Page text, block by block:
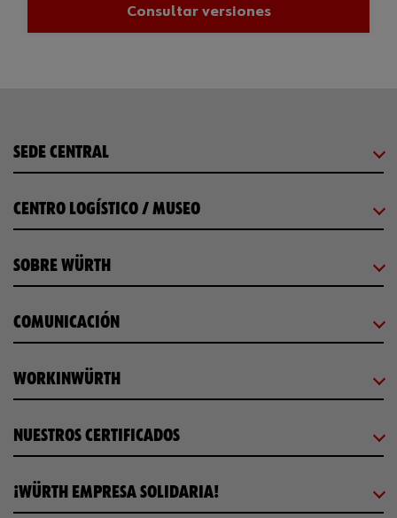
Consultar versiones
SEDE CENTRAL
CENTRO LOGÍSTICO / MUSEO
SOBRE WÜRTH
COMUNICACIÓN
WORKINWÜRTH
NUESTROS CERTIFICADOS
¡WÜRTH EMPRESA SOLIDARIA!